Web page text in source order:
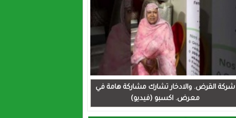
شركة القرض. والادخار تشارك مشاركة هامة في
معرض. اكسبو (فيديو)